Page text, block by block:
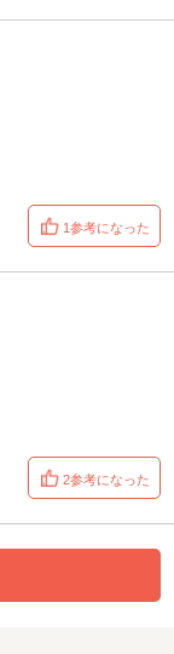
1参考になった
2参考になった